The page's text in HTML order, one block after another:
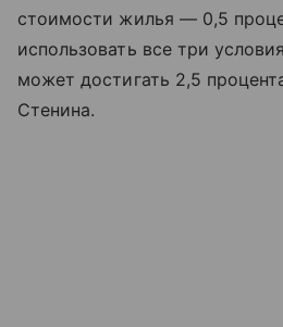
стоимости жилья — 0,5
использовать все три
может достигать 2,5
Стенина.